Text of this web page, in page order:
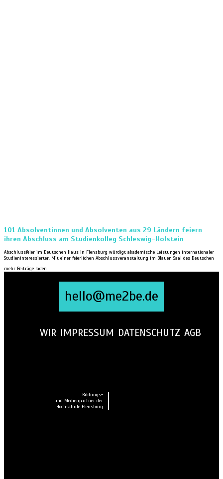
101 Absolventinnen und Absolventen aus 29 Ländern feiern
ihren Abschluss am Studienkolleg Schleswig-Holstein
Abschlussfeier im Deutschen Haus in Flensburg würdigt akademische Leistungen internationaler
Studieninteressierter. Mit einer feierlichen Abschlussveranstaltung im Blauen Saal des Deutschen
mehr Beiträge laden
hello@me2be.de
WIR IMPRESSUM DATENSCHUTZ AGB
Bildungs-
und Medienpartner der
Hochschule Flensburg